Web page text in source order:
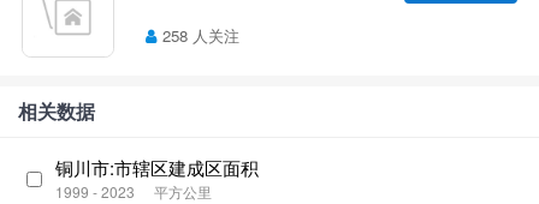
258 人关注
相关数据
铜川市:市辖区建成区面积
1999 - 2023 平方公里